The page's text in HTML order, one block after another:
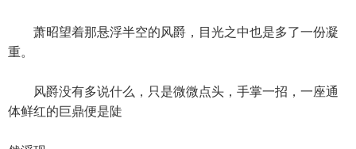
萧昭望着那悬浮半空的风爵，目光之中也是多了一份凝
重。
风爵没有多说什么，只是微微点头，手掌一招，一座通
体鲜红的巨鼎便是陡